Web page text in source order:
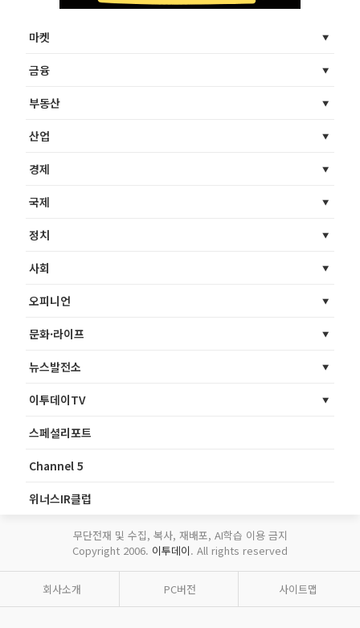
마켓
금융
부동산
산업
경제
국제
정치
사회
오피니언
문화·라이프
뉴스발전소
이투데이TV
스페셜리포트
Channel 5
위너스IR클럽
무단전재 및 수집, 복사, 재배포, AI학습 이용 금지
Copyright 2006. 이투데이. All rights reserved
회사소개 PC버전 사이트맵